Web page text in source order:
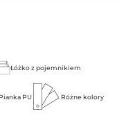
Łóżko z pojemnikiem
Pianka PU Różne kolory